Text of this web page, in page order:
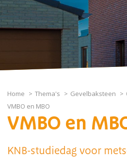
Home Thema's Gevelbaksteen
VMBO en MBO
VMBO en
KNB-studiedag voor